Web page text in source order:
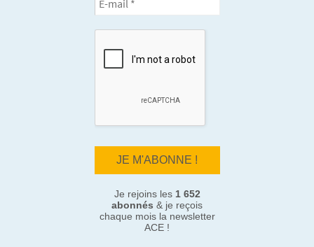
Je rejoins les 1 652
abonnés & je reçois
chaque mois la newsletter
ACE !